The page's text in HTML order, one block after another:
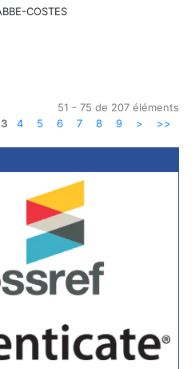
COSTES
51 - 75 de 207 éléments
3 4 5 6 7 8 9 > >>